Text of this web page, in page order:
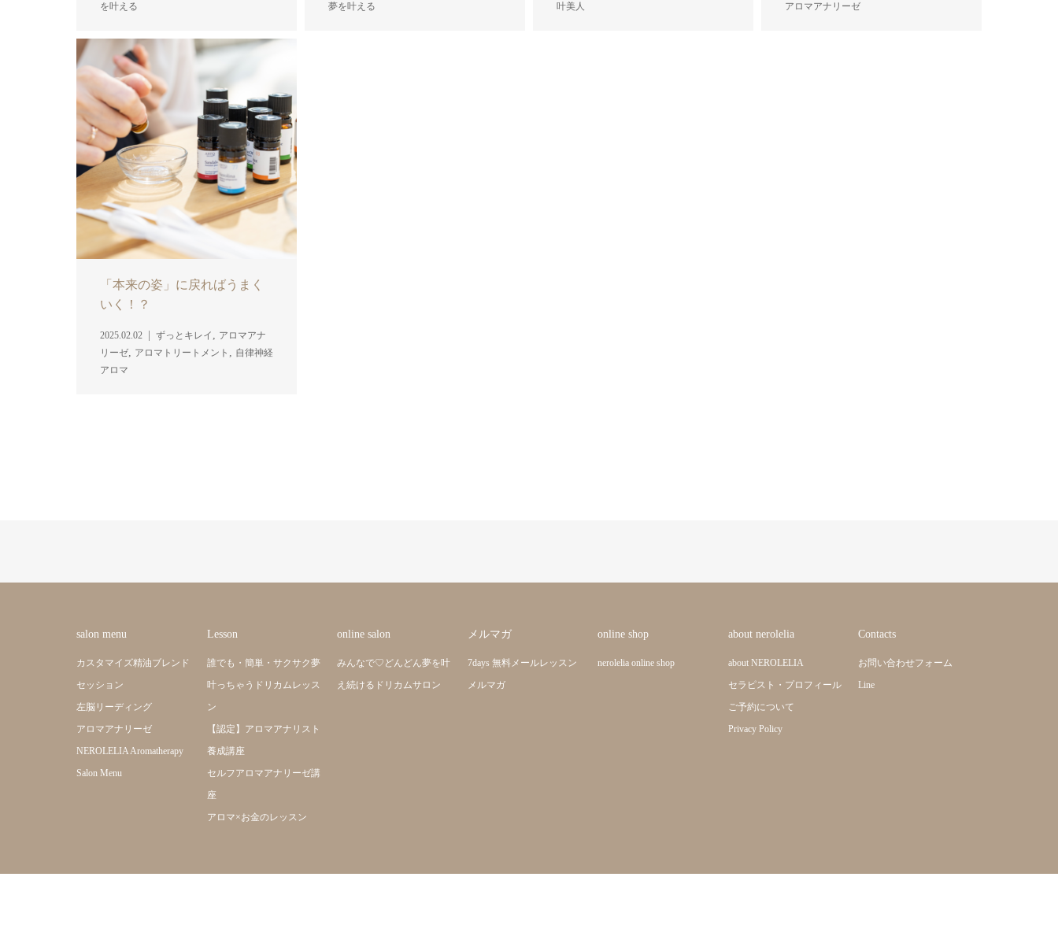
を叶える
夢を叶える
叶美人
アロマアナリーゼ
「本来の姿」に戻ればうまく
いく！？
2025.02.02 ずっとキレイ
アロマアナ
リーゼ
アロマトリートメント
自律神経
アロマ
salon menu
カスタマイズ精油ブレンド
セッション
左脳リーディング
アロマアナリーゼ
NEROLELIA Aromatherapy
Salon Menu
Lesson
誰でも・簡単・サクサク夢
叶っちゃうドリカムレッス
ン
【認定】アロマアナリスト
養成講座
セルフアロマアナリーゼ講
座
アロマ×お金のレッスン
online salon
みんなで♡どんどん夢を叶
え続けるドリカムサロン
メルマガ
7days 無料メールレッスン
メルマガ
online shop
nerolelia online shop
about nerolelia
about NEROLELIA
セラピスト・プロフィール
ご予約について
Privacy Policy
Contacts
お問い合わせフォーム
Line